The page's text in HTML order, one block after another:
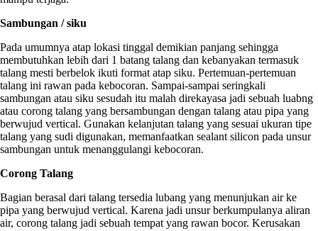
Sambungan / siku
Pada umumnya atap lokasi tinggal demikian panjang sehingga
membutuhkan lebih dari 1 batang talang dan kebanyakan termasuk
talang mesti berbelok ikuti format atap siku. Pertemuan-pertemuan
talang ini rawan pada kebocoran. Sampai-sampai seringkali
sambungan atau siku sesudah itu malah direkayasa jadi sebuah luabng
atau corong talang yang bersambungan dengan talang atau pipa yang
berwujud vertical. Gunakan kelanjutan talang yang sesuai ukuran tipe
talang yang sudi digunakan, memanfaatkan sealant silicon pada unsur
sambungan untuk menanggulangi kebocoran.
Corong Talang
Bagian berasal dari talang tersedia lubang yang menunjukan air ke
pipa yang berwujud vertical. Karena jadi unsur berkumpulanya aliran
air, corong talang jadi sebuah tempat yang rawan bocor. Kerusakan